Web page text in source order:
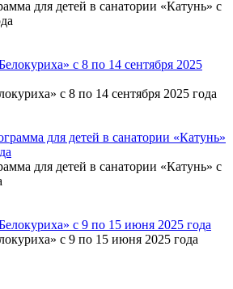
для детей в санатории «Катунь» с
с 8 по 14 сентября 2025 года
для детей в санатории «Катунь» с
с 9 по 15 июня 2025 года